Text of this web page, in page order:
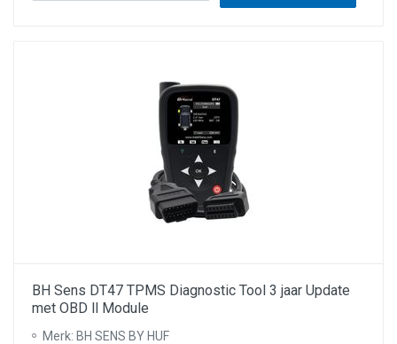
BH Sens DT47 TPMS Diagnostic Tool 3 jaar Update
met OBD ll Module
Merk: BH SENS BY HUF